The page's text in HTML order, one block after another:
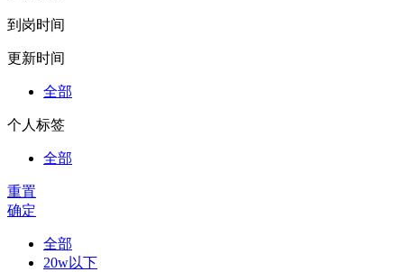
到岗时间
更新时间
全部
个人标签
全部
重置
确定
全部
20w以下